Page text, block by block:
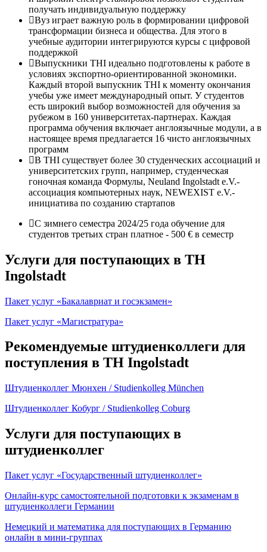
получать индивидуальную поддержку
Вуз играет важную роль в формировании цифровой
трансформации бизнеса и общества. Для этого в
учебные аудитории интегрируются курсы с цифровой
поддержкой
Выпускники THI идеально подготовлены к работе в
условиях экспортно-ориентированной экономики.
Каждый второй выпускник THI к моменту окончания
учебы уже имеет международный опыт. У студентов
есть широкий выбор возможностей для обучения за
рубежом в 160 университетах-партнерах. Каждая
программа обучения включает англоязычные модули, а в
настоящее время предлагается 16 чисто англоязычных
программ
В THI существует более 30 студенческих ассоциаций и
университетских групп, например, студенческая
гоночная команда Формулы, Neuland Ingolstadt e.V.-
ассоциация компьютерных наук, NEWEXIST e.V.-
инициатива по созданию стартапов
С зимнего семестра 2024/25 года обучение для
студентов третьих стран платное - 500 € в семестр
Услуги для поступающих в TH
Ingolstadt
Пакет услуг «Бакалавриат и госэкзамен»
Пакет услуг «Магистратура»
Рекомендуемые штудиенколлеги для
поступления в TH Ingolstadt
Штудиенколлег Мюнхен / Studienkolleg München
Штудиенколлег Кобург / Studienkolleg Coburg
Услуги для поступающих в
штудиенколлег
Пакет услуг «Государственный штудиенколлег»
Онлайн-курс самостоятельной подготовки к экзаменам в
штудиенколлеги Германии
Немецкий и математика для поступающих в Германию
онлайн в мини-группах